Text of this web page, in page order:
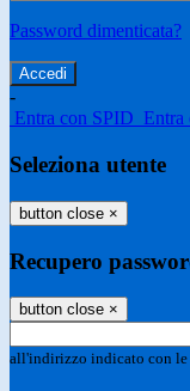
Password dimenticata?
-
Entra con SPID Entra
Seleziona utente
button close ×
Recupero
button close ×
all'indirizzo indicato con le